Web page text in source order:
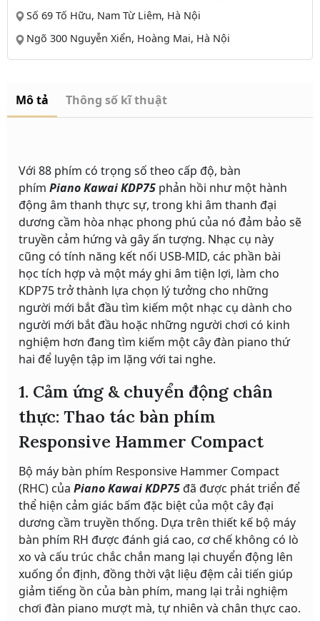
Số 69 Tố Hữu, Nam Từ Liêm, Hà Nội
Ngõ 300 Nguyễn Xiển, Hoàng Mai, Hà Nội
Mô tả Thông số kĩ thuật
Với 88 phím có trọng số theo cấp độ, bàn
phím Piano Kawai KDP75 phản hồi như một hành
động âm thanh thực sự, trong khi âm thanh đại
dương cầm hòa nhạc phong phú của nó đảm bảo sẽ
truyền cảm hứng và gây ấn tượng. Nhạc cụ này
cũng có tính năng kết nối USB-MID, các phần bài
học tích hợp và một máy ghi âm tiện lợi, làm cho
KDP75 trở thành lựa chọn lý tưởng cho những
người mới bắt đầu tìm kiếm một nhạc cụ dành cho
người mới bắt đầu hoặc những người chơi có kinh
nghiệm hơn đang tìm kiếm một cây đàn piano thứ
hai để luyện tập im lặng với tai nghe.
1. Cảm ứng & chuyển động chân
thực: Thao tác bàn phím
Responsive Hammer Compact
Bộ máy bàn phím Responsive Hammer Compact
(RHC) của Piano Kawai KDP75đã được phát triển để
thể hiện cảm giác bấm đặc biệt của một cây đại
dương cầm truyền thống. Dựa trên thiết kế bộ máy
bàn phím RH được đánh giá cao, cơ chế không có lò
xo và cấu trúc chắc chắn mang lại chuyển động lên
xuống ổn định, đồng thời vật liệu đệm cải tiến giúp
giảm tiếng ồn của bàn phím, mang lại trải nghiệm
chơi đàn piano mượt mà, tự nhiên và chân thực cao.